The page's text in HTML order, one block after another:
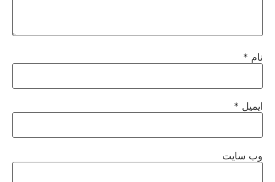
نام *
ایمیل *
وب‌ سایت